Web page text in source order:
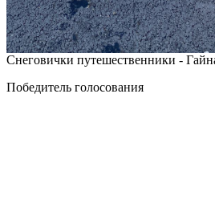
Снеговички путешественники -
Победитель голосования